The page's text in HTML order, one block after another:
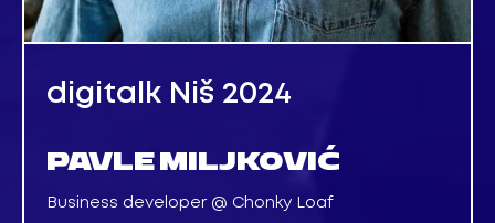
digitalk Niš 2024
PAVLE MILJKOVIĆ
Business developer @ Chonky Loaf